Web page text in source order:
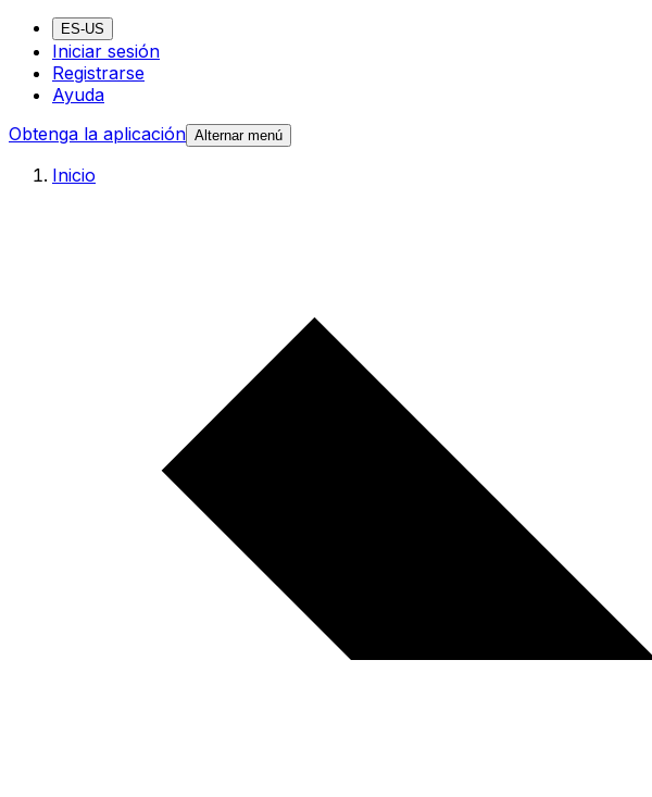
ES-US
Iniciar sesión
Registrarse
Ayuda
Obtenga la aplicación Alternar menú
Inicio